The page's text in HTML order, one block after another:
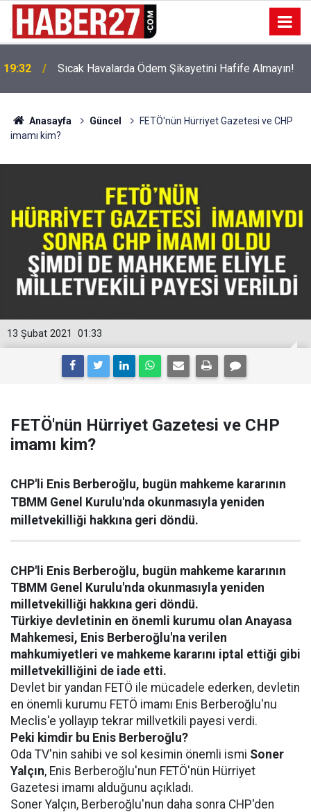
19:32 Sıcak Havalarda Ödem Şikayetini Hafife Almayın!
Anasayfa Güncel
FETÖ'nün Hürriyet Gazetesi ve CHP
imamı kim?
01:33
13 Şubat 2021
FETÖ'nün Hürriyet Gazetesi ve CHP
imamı kim?
CHP'li Enis Berberoğlu, bugün mahkeme kararının
TBMM Genel Kurulu'nda okunmasıyla yeniden
milletvekilliği hakkına geri döndü.
CHP'li Enis Berberoğlu, bugün mahkeme kararının
TBMM Genel Kurulu'nda okunmasıyla yeniden
milletvekilliği hakkına geri döndü.
Türkiye devletinin en önemli kurumu olan Anayasa
Mahkemesi, Enis Berberoğlu'na verilen
mahkumiyetleri ve mahkeme kararını iptal ettiği gibi
milletvekilliğini de iade etti.
Devlet bir yandan FETÖ ile mücadele ederken, devletin
en önemli kurumu FETÖ imamı Enis Berberoğlu'nu
Meclis'e yollayıp tekrar millvetkili payesi verdi.
Peki kimdir bu Enis Berberoğlu?
Oda TV'nin sahibi ve sol kesimin önemli ismi Soner
Yalçın, Enis Berberoğlu'nun FETÖ'nün Hürriyet
Gazetesi imamı alduğunu açıkladı.
Soner Yalçın, Berberoğlu'nun daha sonra CHP'den